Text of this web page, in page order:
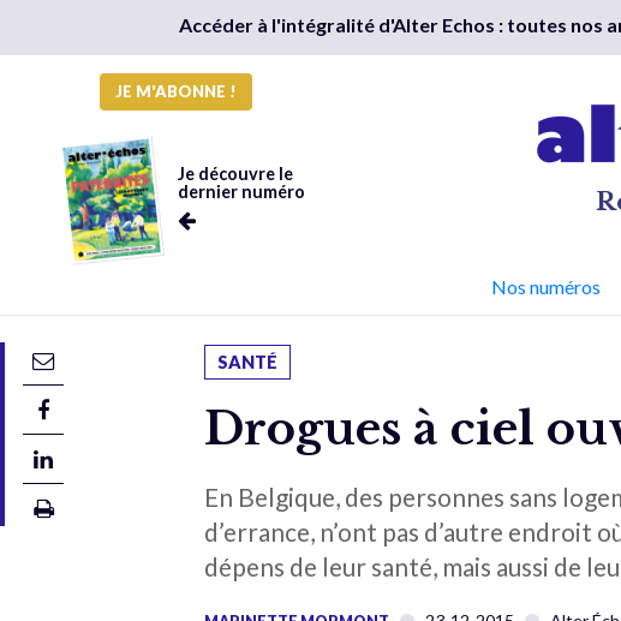
Accéder à l'intégralité d'Alter Echos : toutes nos
JE M'ABONNE !
Je découvre le
dernier numéro
Nos numéros
SANTÉ
Drogues à ciel
En Belgique, des personnes sans
d’errance, n’ont pas d’autre endroit
dépens de leur santé, mais aussi de